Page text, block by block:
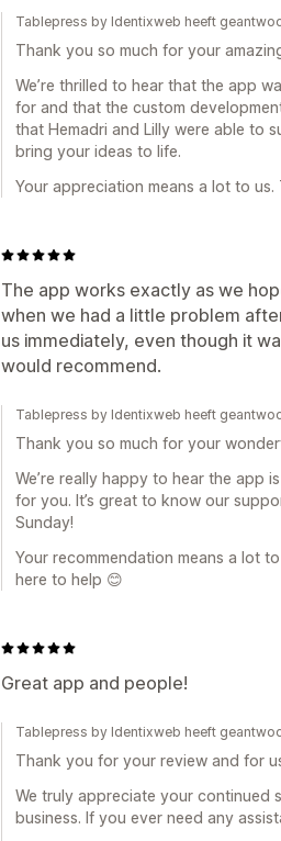
Tablepress by Identixweb heeft
Thank you so much for your
We’re thrilled to hear that the app
for and that the custom
that Hemadri and Lilly were able to
bring your ideas to life.
Your appreciation means a lot to
The app works exactly as we
when we had a little problem
us immediately, even though it
would recommend.
Tablepress by Identixweb heeft
Thank you so much for your
We’re really happy to hear the app
for you. It’s great to know our
Sunday!
Your recommendation means a lot
here to help 😊
Great app and people!
Tablepress by Identixweb heeft
Thank you for your review and for
We truly appreciate your
business. If you ever need any